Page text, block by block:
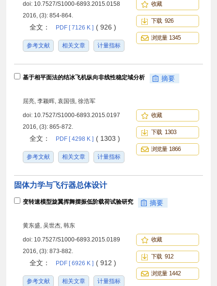
doi: 10.7527/S1000-6893.2015.0158
2016, (3): 854-864.
全文： PDF [ 7126 K ] ( 926 )
参考文献 相关文章 计量指标
收藏
下载 926
浏览量 1345
基于相平面法的结冰飞机纵向非线性稳定域分析 摘要
屈亮, 李颖晖, 袁国强, 徐浩军
doi: 10.7527/S1000-6893.2015.0197
2016, (3): 865-872.
全文： PDF [ 4298 K ] ( 1303 )
参考文献 相关文章 计量指标
收藏
下载 1303
浏览量 1866
固体力学与飞行器总体设计
变转速模型旋翼挥舞摆振低阶载荷试验研究 摘要
黄东盛, 吴世杰, 韩东
doi: 10.7527/S1000-6893.2015.0189
2016, (3): 873-882.
全文： PDF [ 6926 K ] ( 912 )
参考文献 相关文章 计量指标
收藏
下载 912
浏览量 1442